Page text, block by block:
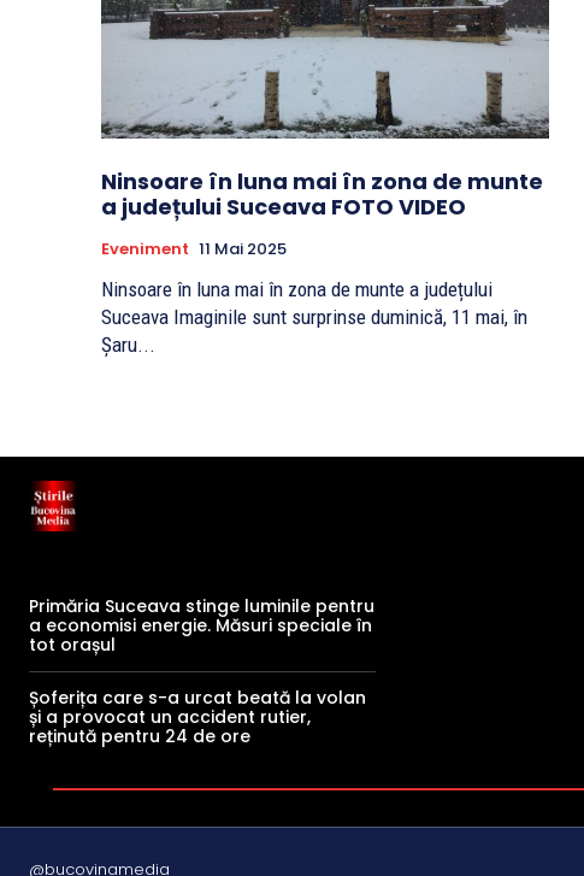
Ninsoare în luna mai în zona de munte
a județului Suceava FOTO VIDEO
Eveniment 11 Mai 2025
Ninsoare în luna mai în zona de munte a județului
Suceava Imaginile sunt surprinse duminică, 11 mai, în
Șaru...
Primăria Suceava stinge luminile pentru
a economisi energie. Măsuri speciale în
tot orașul
Șoferița care s-a urcat beată la volan
și a provocat un accident rutier,
reținută pentru 24 de ore
@bucovinamedia